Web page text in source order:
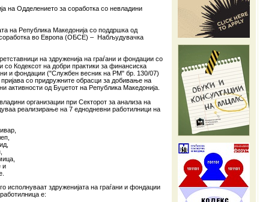
на Одделението за соработка со невладини
на Република Македонија со поддршка од
соработка во Европа (ОБСЕ) – Набљудувачка
на здруженија на граѓани и фондации со
со Кодексот на добри практики за финансиска
и фондации ("Службен весник на РМ" бр. 130/07)
со придружните обрасци за добивање на
активности од Буџетот на Република Македонија.
организации при Секторот за анализа на
реализирање на 7 еднодневни работилници на
и
исполнуваат здруженијата на граѓани и фондации
е: